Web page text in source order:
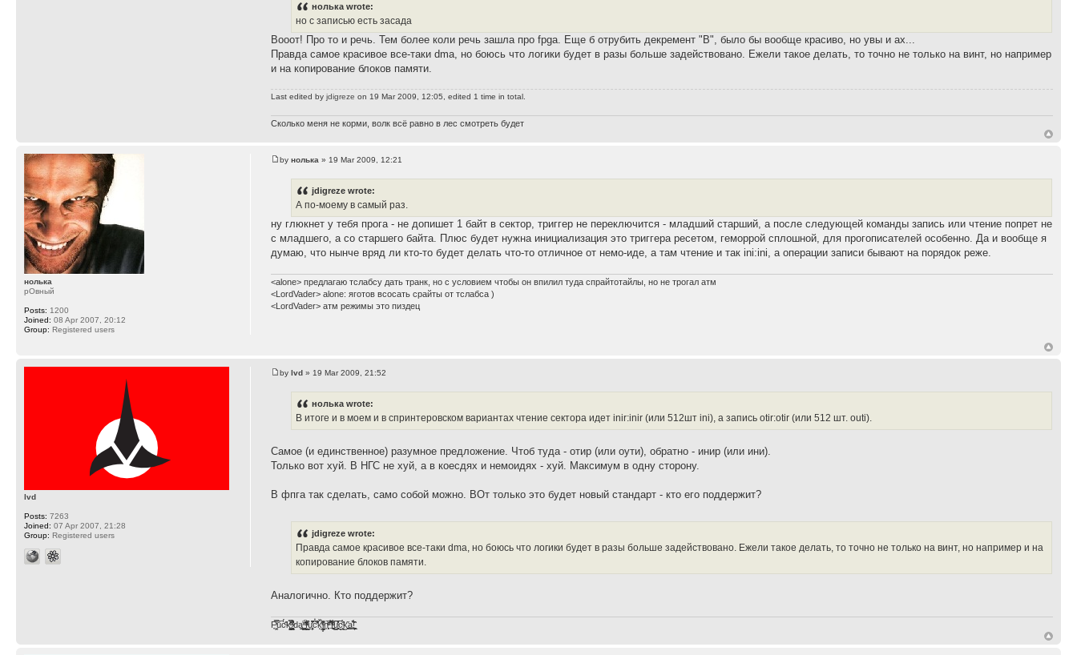
нолька wrote:
но с записью есть засада
Вооот! Про то и речь. Тем более коли речь зашла про fpga. Еще б отрубить декремент "В", было бы вообще красиво, но увы и ах...
Правда самое красивое все-таки dma, но боюсь что логики будет в разы больше задействовано. Ежели такое делать, то точно не только на винт, но например
и на копирование блоков памяти.
Last edited byjdigreze on 19 Mar 2009, 12:05, edited 1 time in total.
Сколько меня не корми, волк всё равно в лес смотреть будет
byнолька » 19 Mar 2009, 12:21
jdigreze wrote:
А по-моему в самый раз.
ну глюкнет у тебя прога - не допишет 1 байт в сектор, триггер не переключится - младший старший, а после следующей команды запись или чтение попрет не
с младшего, а со старшего байта. Плюс будет нужна инициализация это триггера ресетом, геморрой сплошной, для прогописателей особенно. Да и вообще я
думаю, что нынче вряд ли кто-то будет делать что-то отличное от немо-иде, а там чтение и так ini:ini, а операции записи бывают на порядок реже.
<alone> предлагаю тслабсу дать транк, но с условием чтобы он впилил туда спрайтотайлы, но не трогал атм
<LordVader> alone: яготов всосать срайты от тслабса )
<LordVader> атм режимы это пиздец
нолька
рОвный
Posts: 1200
Joined: 08 Apr 2007, 20:12
Group: Registered users
bylvd » 19 Mar 2009, 21:52
нолька wrote:
В итоге и в моем и в спринтеровском вариантах чтение сектора идет inir:inir (или 512шт ini), а запись otir:otir (или 512 шт. outi).
Самое (и единственное) разумное предложение. Чтоб туда - отир (или оути), обратно - инир (или ини).
Только вот хуй. В НГС не хуй, а в коесдях и немоидях - хуй. Максимум в одну сторону.
В фпга так сделать, само собой можно. ВОт только это будет новый стандарт - кто его поддержит?
jdigreze wrote:
Правда самое красивое все-таки dma, но боюсь что логики будет в разы больше задействовано. Ежели такое делать, то точно не только на винт, но например и на
копирование блоков памяти.
Аналогично. Кто поддержит?
F̞͖̭̿̔ͯu̐̅cͬ̑ͩk̨̤̳͇̮̭̪̠̽̿̓̆ͭͩ ̷̩̰͎̩͓̘̾̀ͬ̊ͭ͛ͅda̝̺͙̬͎̝̾͟ ̰̜̝̯͉̯̖̓̎́ͨ̽ͫ͟f̟͇̭̀ͬͨͭ̐̚u̹̼̹̗̞͑̔͂͐̚cͭ̅̊̆̒̆ǩ̝̩̯́ͥ̔̍̑ḭ͓͍̳̬ͦ̽͂n͍͎͈̈̅ͩͬ ̊ͫ̂̾̑̈́f̲͚͉͓͗̋́ͧͦ̅ȗ͇̲̻͈̲̅̎͗͒ͭ͡c̬̟̠̹̯̈́ͩ͘ͅk̫̠̻̋͜a̲͒̾̇!͙͕̺͉̗̩̲̂̏̄̀
lvd
Posts: 7263
Joined: 07 Apr 2007, 21:28
Group: Registered users